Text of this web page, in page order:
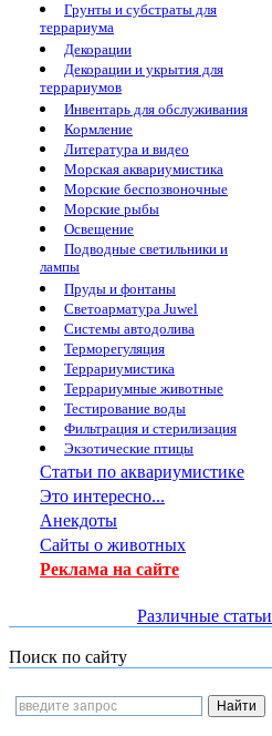
Грунты и субстраты для
террариума
Декорации
Декорации и укрытия для
террариумов
Инвентарь для обслуживания
Кормление
Литература и видео
Морская аквариумистика
Морские беспозвоночные
Морские рыбы
Освещение
Подводные светильники и
лампы
Пруды и фонтаны
Светоарматура Juwel
Системы автодолива
Терморегуляция
Террариумистика
Террариумные животные
Тестирование воды
Фильтрация и стерилизация
Экзотические птицы
Статьи по аквариумистике
Это интересно...
Анекдоты
Сайты о животных
Реклама на сайте
Различные статьи
Поиск по сайту